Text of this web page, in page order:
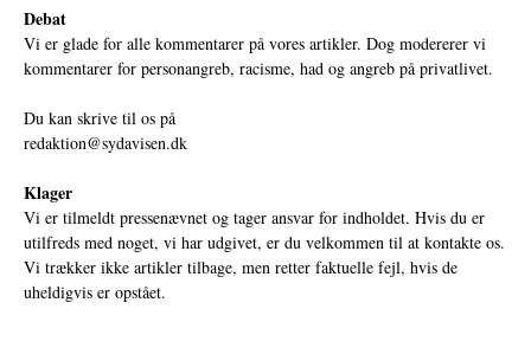
Debat
Vi er glade for alle kommentarer på vores artikler. Dog modererer vi
kommentarer for personangreb, racisme, had og angreb på privatlivet.
Du kan skrive til os på
redaktion@sydavisen.dk
Klager
Vi er tilmeldt pressenævnet og tager ansvar for indholdet. Hvis du er
utilfreds med noget, vi har udgivet, er du velkommen til at kontakte os.
Vi trækker ikke artikler tilbage, men retter faktuelle fejl, hvis de
uheldigvis er opstået.